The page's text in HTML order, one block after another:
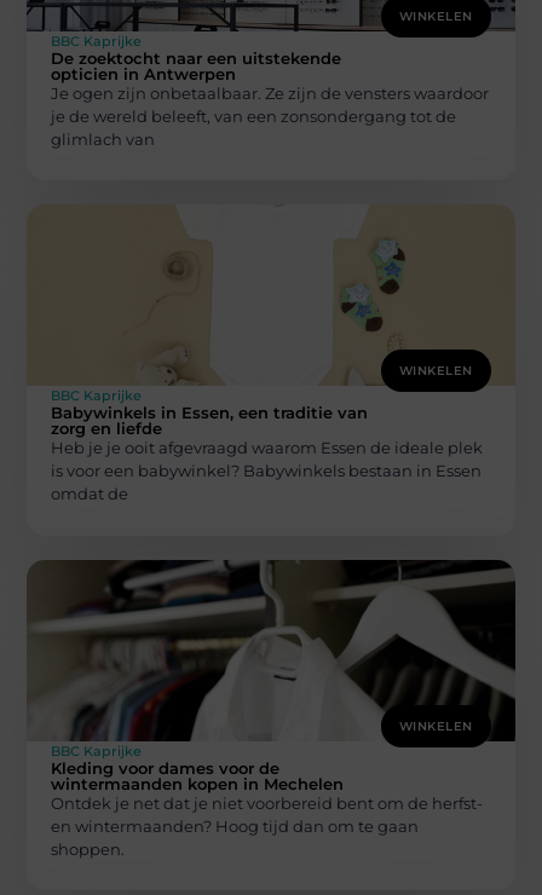
WINKELEN
BBC Kaprijke
De zoektocht naar een uitstekende
opticien in Antwerpen
Je ogen zijn onbetaalbaar. Ze zijn de vensters waardoor
je de wereld beleeft, van een zonsondergang tot de
glimlach van
WINKELEN
BBC Kaprijke
Babywinkels in Essen, een traditie van
zorg en liefde
Heb je je ooit afgevraagd waarom Essen de ideale plek
is voor een babywinkel? Babywinkels bestaan in Essen
omdat de
WINKELEN
BBC Kaprijke
Kleding voor dames voor de
wintermaanden kopen in Mechelen
Ontdek je net dat je niet voorbereid bent om de herfst-
en wintermaanden? Hoog tijd dan om te gaan
shoppen.